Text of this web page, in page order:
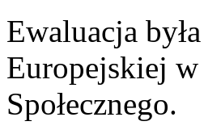
Ewaluacja
Europejskiej
Społecznego.